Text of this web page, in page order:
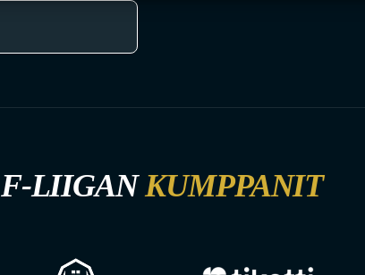
F-LIIGANKUMPPANIT